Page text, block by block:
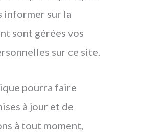
informer sur la
sont gérées vos
sur ce site.
pourra faire
à jour et de
à tout moment,